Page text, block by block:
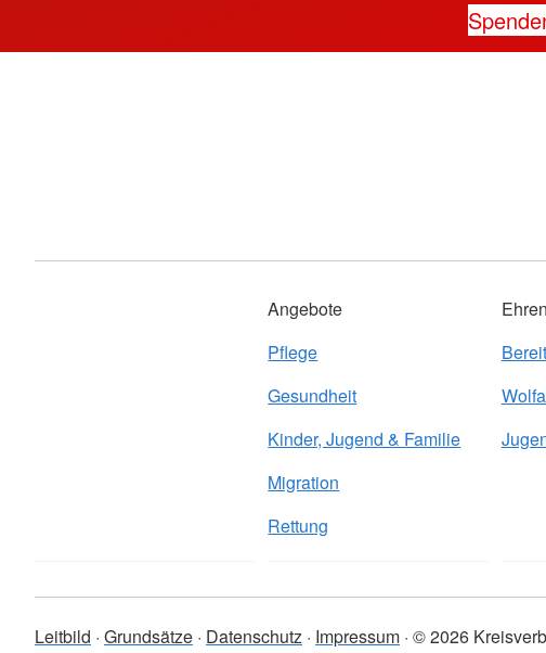
Angebote
Pflege
Gesundheit
Kinder, Jugend & Familie
Migration
Rettung
Leitbild Grundsätze Datenschutz Impressum © 2026